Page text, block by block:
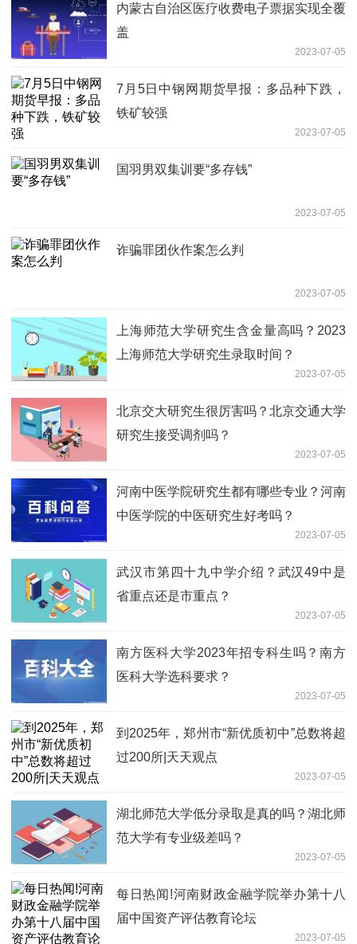
内蒙古自治区医疗收费电子票据实现全覆
盖
2023-07-05
7月5日中钢网期货早报：多品种下跌，
铁矿较强
2023-07-05
国羽男双集训要“多存钱”
2023-07-05
诈骗罪团伙作案怎么判
2023-07-05
上海师范大学研究生含金量高吗？2023
上海师范大学研究生录取时间？
2023-07-05
北京交大研究生很厉害吗？北京交通大学
研究生接受调剂吗？
2023-07-05
河南中医学院研究生都有哪些专业？河南
中医学院的中医研究生好考吗？
2023-07-05
武汉市第四十九中学介绍？武汉49中是
省重点还是市重点？
2023-07-05
南方医科大学2023年招专科生吗？南方
医科大学选科要求？
2023-07-05
到2025年，郑州市“新优质初中”总数将超
过200所|天天观点
2023-07-05
湖北师范大学低分录取是真的吗？湖北师
范大学有专业级差吗？
2023-07-05
每日热闻!河南财政金融学院举办第十八
届中国资产评估教育论坛
2023-07-05